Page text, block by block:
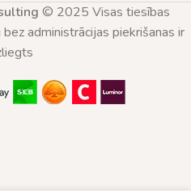
© 2025 Visas tiesības
administrācijas piekrišanas ir